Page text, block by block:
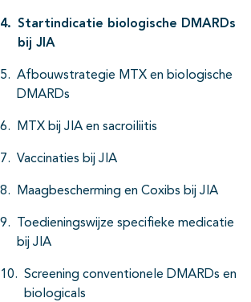
Startindicatie biologische DMARDs
bij JIA
Afbouwstrategie MTX en biologische
DMARDs
MTX bij JIA en sacroiliitis
Vaccinaties bij JIA
Maagbescherming en Coxibs bij JIA
Toedieningswijze specifieke medicatie
bij JIA
Screening conventionele DMARDs en
biologicals